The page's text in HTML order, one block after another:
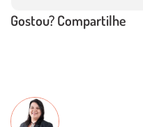
Gostou? Compartilhe